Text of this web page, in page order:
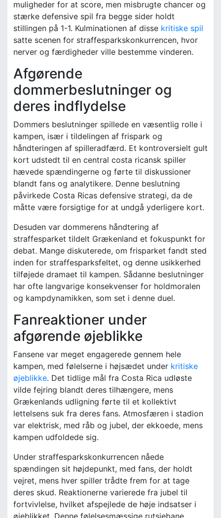
muligheder for at score, men misbrugte chancer og
stærke defensive spil fra begge sider holdt
stillingen på 1-1. Kulminationen af disse kritiske spil
satte scenen for straffesparkskonkurrencen, hvor
nerver og færdigheder ville bestemme vinderen.
Afgørende
dommerbeslutninger og
deres indflydelse
Dommers beslutninger spillede en væsentlig rolle i
kampen, især i tildelingen af frispark og
håndteringen af spilleradfærd. Et kontroversielt gult
kort udstedt til en central costa ricansk spiller
hævede spændingerne og førte til diskussioner
blandt fans og analytikere. Denne beslutning
påvirkede Costa Ricas defensive strategi, da de
måtte være forsigtige for at undgå yderligere kort.
Desuden var dommerens håndtering af
straffesparket tildelt Grækenland et fokuspunkt for
debat. Mange diskuterede, om frisparket fandt sted
inden for straffesparksfeltet, og denne usikkerhed
tilføjede dramaet til kampen. Sådanne beslutninger
har ofte langvarige konsekvenser for holdmoralen
og kampdynamikken, som set i denne duel.
Fanreaktioner under
afgørende øjeblikke
Fansene var meget engagerede gennem hele
kampen, med følelserne i højsædet under kritiske
øjeblikke. Det tidlige mål fra Costa Rica udløste
vilde fejring blandt deres tilhængere, mens
Grækenlands udligning førte til et kollektivt
lettelsens suk fra deres fans. Atmosfæren i stadion
var elektrisk, med råb og jubel, der ekkoede, mens
kampen udfoldede sig.
Under straffesparkskonkurrencen nåede
spændingen sit højdepunkt, med fans, der holdt
vejret, mens hver spiller trådte frem for at tage
deres skud. Reaktionerne varierede fra jubel til
fortvivlelse, hvilket afspejlede de høje indsatser i